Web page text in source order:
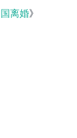
离婚》